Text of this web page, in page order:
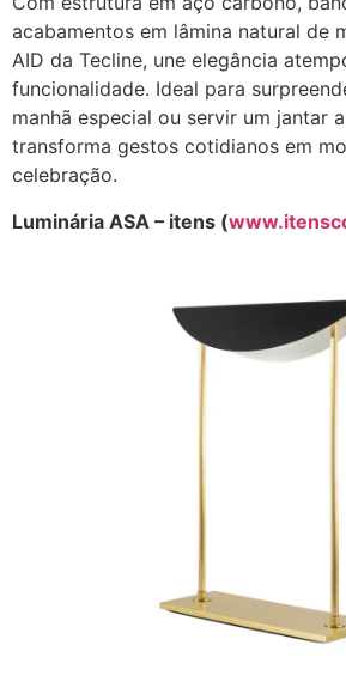
acabamentos em lâmina natural de
AID da Tecline, une elegância
funcionalidade. Ideal para
manhã especial ou servir um jantar
transforma gestos cotidianos em
celebração.
Luminária ASA – itens (